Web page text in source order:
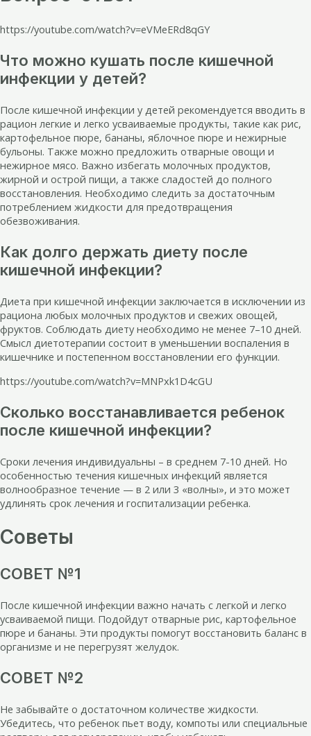
https://youtube.com/watch?v=eVMeERd8qGY
Что можно кушать после кишечной
инфекции у детей?
После кишечной инфекции у детей рекомендуется вводить в
рацион легкие и легко усваиваемые продукты, такие как рис,
картофельное пюре, бананы, яблочное пюре и нежирные
бульоны. Также можно предложить отварные овощи и
нежирное мясо. Важно избегать молочных продуктов,
жирной и острой пищи, а также сладостей до полного
восстановления. Необходимо следить за достаточным
потреблением жидкости для предотвращения
обезвоживания.
Как долго держать диету после
кишечной инфекции?
Диета при кишечной инфекции заключается в исключении из
рациона любых молочных продуктов и свежих овощей,
фруктов. Соблюдать диету необходимо не менее 7–10 дней.
Смысл диетотерапии состоит в уменьшении воспаления в
кишечнике и постепенном восстановлении его функции.
https://youtube.com/watch?v=MNPxk1D4cGU
Сколько восстанавливается ребенок
после кишечной инфекции?
Сроки лечения индивидуальны – в среднем 7-10 дней. Но
особенностью течения кишечных инфекций является
волнообразное течение — в 2 или 3 «волны», и это может
удлинять срок лечения и госпитализации ребенка.
Советы
СОВЕТ №1
После кишечной инфекции важно начать с легкой и легко
усваиваемой пищи. Подойдут отварные рис, картофельное
пюре и бананы. Эти продукты помогут восстановить баланс в
организме и не перегрузят желудок.
СОВЕТ №2
Не забывайте о достаточном количестве жидкости.
Убедитесь, что ребенок пьет воду, компоты или специальные